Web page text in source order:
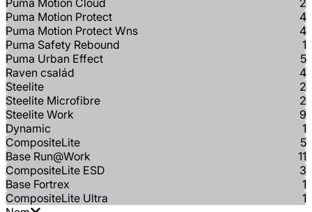
Puma Motion Cloud
2
Puma Motion Protect
4
Puma Motion Protect Wns
4
Puma Safety Rebound
1
Puma Urban Effect
5
Raven család
4
Steelite
2
Steelite Microfibre
2
Steelite Work
9
Dynamic
1
CompositeLite
5
Base Run@Work
11
CompositeLite ESD
3
Base Fortrex
1
CompositeLite Ultra
1